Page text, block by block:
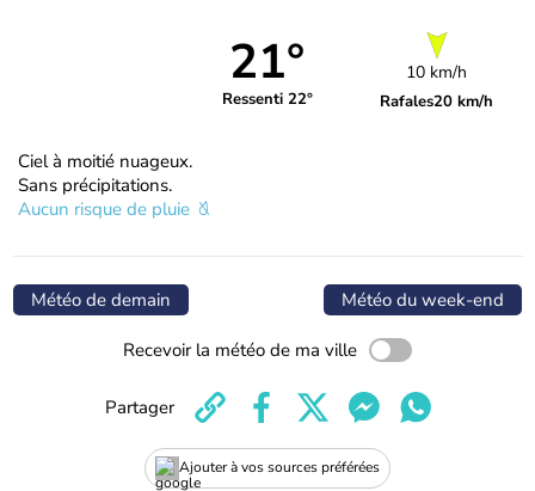
21°
Ressenti 22°
10 km/h
Rafales20 km/h
Ciel à moitié nuageux.
Sans précipitations.
Aucun risque de pluie
Météo de demain Météo du week-end
Recevoir la météo de ma ville
Ajouter à vos sources préférées
Partager